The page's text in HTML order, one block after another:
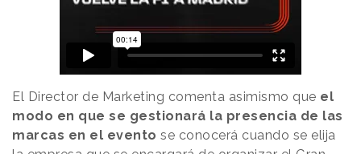
El Director de Marketing comenta asimismo que el
modo en que se gestionará la presencia de las
marcas en el evento se conocerá cuando se elija